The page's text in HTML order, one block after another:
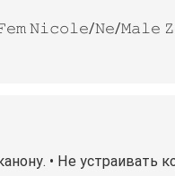
𝙽𝚒𝚌𝚘𝚕𝚎/𝙽𝚎/
• Не